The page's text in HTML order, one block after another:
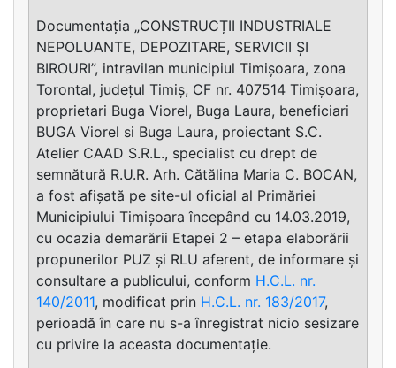
Documentația „CONSTRUCȚII INDUSTRIALE
NEPOLUANTE, DEPOZITARE, SERVICII ȘI
BIROURI”, intravilan municipiul Timișoara, zona
Torontal, județul Timiș, CF nr. 407514 Timișoara,
proprietari Buga Viorel, Buga Laura, beneficiari
BUGA Viorel si Buga Laura, proiectant S.C.
Atelier CAAD S.R.L., specialist cu drept de
semnătură R.U.R. Arh. Cătălina Maria C. BOCAN,
a fost afișată pe site-ul oficial al Primăriei
Municipiului Timișoara începând cu 14.03.2019,
cu ocazia demarării Etapei 2 – etapa elaborării
propunerilor PUZ și RLU aferent, de informare și
consultare a publicului, conform H.C.L. nr.
140/2011, modificat prin H.C.L. nr. 183/2017,
perioadă în care nu s-a înregistrat nicio sesizare
cu privire la aceasta documentație.